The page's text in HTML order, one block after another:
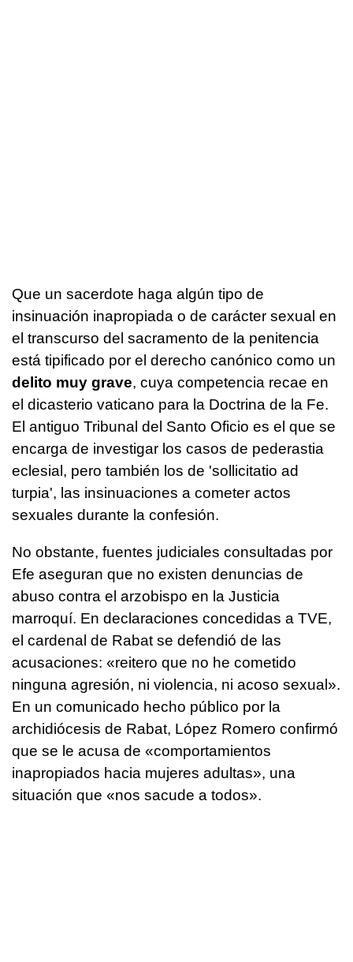
Que un sacerdote haga algún tipo de
insinuación inapropiada o de carácter sexual en
el transcurso del sacramento de la penitencia
está tipificado por el derecho canónico como un
delito muy grave, cuya competencia recae en
el dicasterio vaticano para la Doctrina de la Fe.
El antiguo Tribunal del Santo Oficio es el que se
encarga de investigar los casos de pederastia
eclesial, pero también los de 'sollicitatio ad
turpia', las insinuaciones a cometer actos
sexuales durante la confesión.
No obstante, fuentes judiciales consultadas por
Efe aseguran que no existen denuncias de
abuso contra el arzobispo en la Justicia
marroquí. En declaraciones concedidas a TVE,
el cardenal de Rabat se defendió de las
acusaciones: «reitero que no he cometido
ninguna agresión, ni violencia, ni acoso sexual».
En un comunicado hecho público por la
archidiócesis de Rabat, López Romero confirmó
que se le acusa de «comportamientos
inapropiados hacia mujeres adultas», una
situación que «nos sacude a todos».